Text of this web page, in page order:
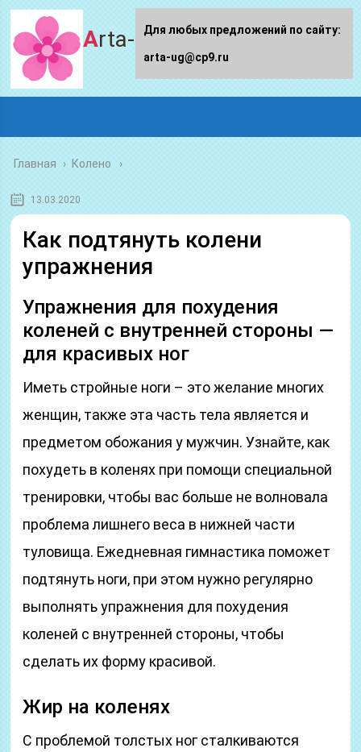
Arta-ug.ru
Главная › Колено
13.03.2020
Как подтянуть колени
упражнения
Упражнения для похудения
коленей с внутренней стороны —
для красивых ног
Иметь стройные ноги – это желание многих
женщин, также эта часть тела является и
предметом обожания у мужчин. Узнайте, как
похудеть в коленях при помощи специальной
тренировки, чтобы вас больше не волновала
проблема лишнего веса в нижней части
туловища. Ежедневная гимнастика поможет
подтянуть ноги, при этом нужно регулярно
выполнять упражнения для похудения
коленей с внутренней стороны, чтобы
сделать их форму красивой.
Жир на коленях
С проблемой толстых ног сталкиваются
Для любых предложений по сайту:
arta-ug@cp9.ru